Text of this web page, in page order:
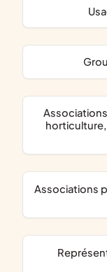
associations d'exploitants agricoles, élevage,
associations pour la représentation d'artisans, de
représentation d'intérêts économiques